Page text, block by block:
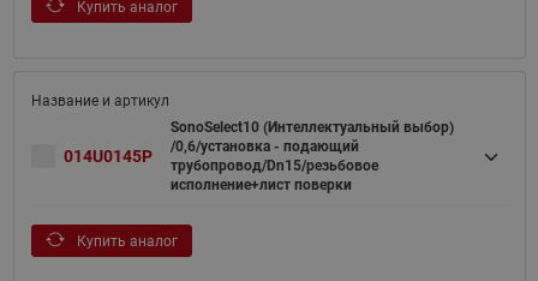
Купить аналог
014U0145P
SonoSelect10 (Интеллектуальный выбор)
/0,6/установка - подающий
трубопровод/Dn15/резьбовое
исполнение+лист поверки
Купить аналог